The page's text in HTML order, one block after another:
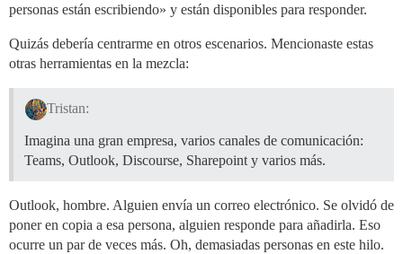
personas están escribiendo» y están disponibles para responder.
Quizás debería centrarme en otros escenarios. Mencionaste estas
otras herramientas en la mezcla:
Tristan:
Imagina una gran empresa, varios canales de comunicación:
Teams, Outlook, Discourse, Sharepoint y varios más.
Outlook, hombre. Alguien envía un correo electrónico. Se olvidó de
poner en copia a esa persona, alguien responde para añadirla. Eso
ocurre un par de veces más. Oh, demasiadas personas en este hilo.